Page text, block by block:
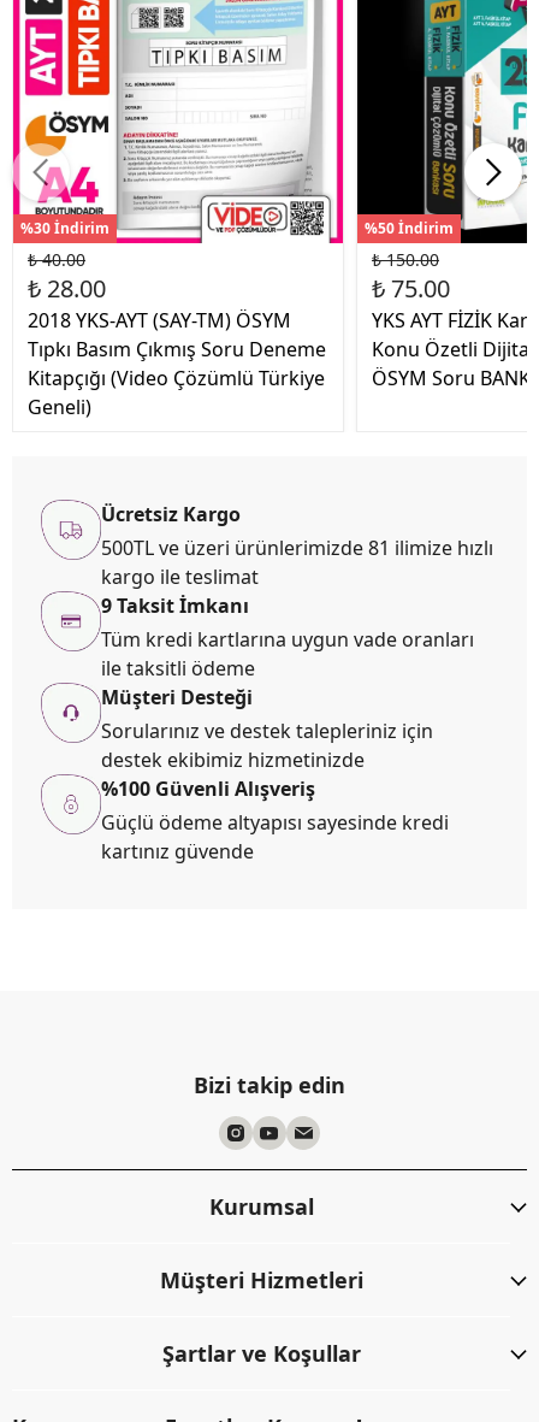
%30 İndirim
₺ 40.00
₺ 28.00
2018 YKS-AYT (SAY-TM) ÖSYM
Tıpkı Basım Çıkmış Soru Deneme
Kitapçığı (Video Çözümlü Türkiye
Geneli)
%50 İndirim
₺ 150.00
₺ 75.00
YKS AYT FİZİK
Konu Özetli
ÖSYM Soru
Ücretsiz Kargo
500TL ve üzeri ürünlerimizde 81 ilimize hızlı
kargo ile teslimat
9 Taksit İmkanı
Tüm kredi kartlarına uygun vade oranları
ile taksitli ödeme
Müşteri Desteği
Sorularınız ve destek talepleriniz için
destek ekibimiz hizmetinizde
%100 Güvenli Alışveriş
Güçlü ödeme altyapısı sayesinde kredi
kartınız güvende
Bizi takip edin
Kurumsal
Müşteri Hizmetleri
Şartlar ve Koşullar